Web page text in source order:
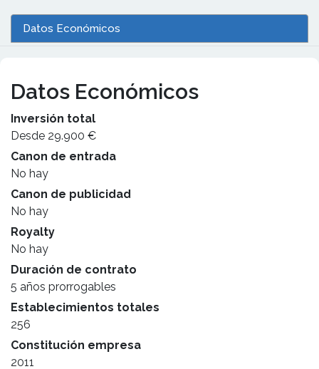
Datos Económicos
Datos Económicos
Inversión total
Desde 29.900 €
Canon de entrada
No hay
Canon de publicidad
No hay
Royalty
No hay
Duración de contrato
5 años prorrogables
Establecimientos totales
256
Constitución empresa
2011